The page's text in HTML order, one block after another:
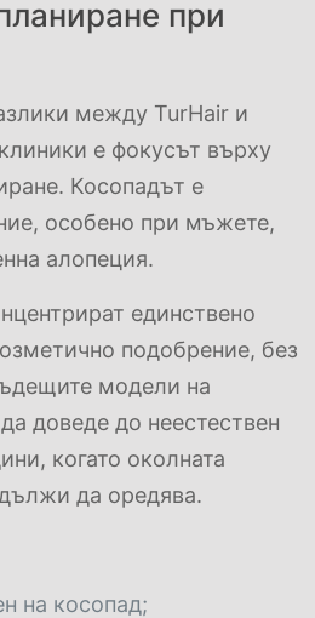
при
между TurHair и
е фокусът върху
Косопадът е
особено при мъжете,
алопеция.
единствено
подобрение, без
модели на
доведе до неестествен
когато околната
да оредява.
на косопад;